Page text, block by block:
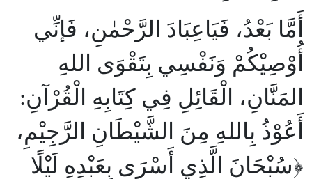
أَمَّا بَعْدُ، فَيَاعِبَادَ الرَّحْمٰنِ، فَإنِّي
أُوْصِيْكُمْ وَنَفْسِي بِتَقْوَى اللهِ
المَنَّانِ، الْقَائِلِ فِي كِتَابِهِ الْقُرْآنِ:
أَعُوْذُ بِاللهِ مِنَ الشَّيْطَانِ الرَّجِيْمِ،
﴿سُبْحَانَ الَّذِي أَسْرَى بِعَبْدِهِ لَيْلًا